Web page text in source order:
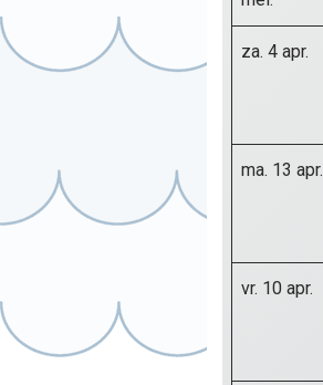
za. 4 apr.
ma. 13 apr.
vr. 10 apr.